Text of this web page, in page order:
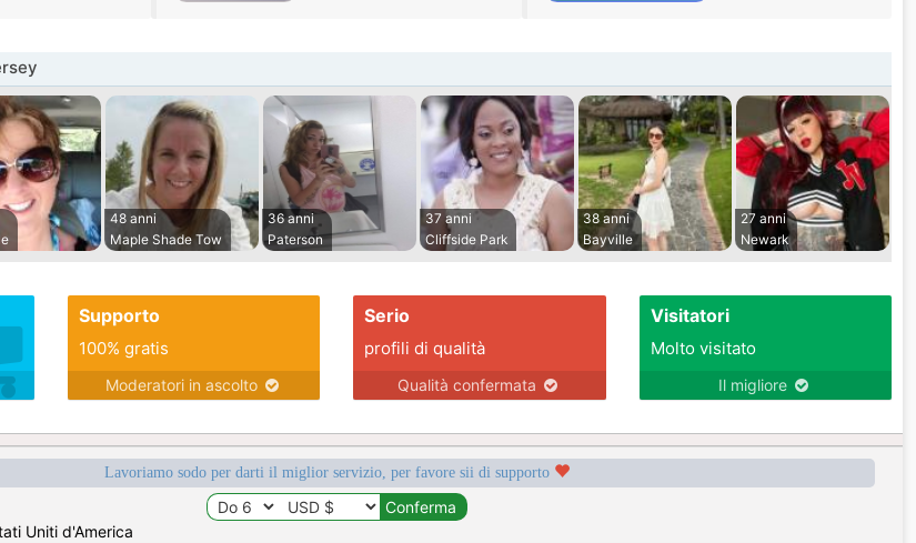
48 anni
Maple Shade Tow
36 anni
Paterson
37 anni
Cliffside Park
38 anni
Bayville
27 anni
Newark
Supporto
100% gratis
Moderatori in ascolto
Serio
profili di qualità
Qualità confermata
Visitatori
Molto visitato
Il migliore
Lavoriamo sodo per darti il miglior servizio, per favore sii di supporto
Uniti d'America